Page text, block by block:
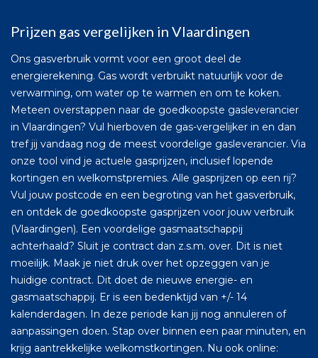
Prijzen gas vergelijken in Vlaardingen
Ons gasverbruik vormt voor een groot deel de
energierekening. Gas wordt verbruikt natuurlijk voor de
verwarming, om water op te warmen en om te koken.
Meteen overstappen naar de goedkoopste gasleverancier
in Vlaardingen? Vul hierboven de gas-vergelijker in en dan
tref jij vandaag nog de meest voordelige gasleverancier. Via
onze tool vind je actuele gasprijzen, inclusief lopende
kortingen en welkomstpremies. Alle gasprijzen op een rij?
Vul jouw postcode en een begroting van het gasverbruik,
en ontdek de goedkoopste gasprijzen voor jouw verbruik
(Vlaardingen). Een voordelige gasmaatschappij
achterhaald? Sluit je contract dan z.s.m. over. Dit is niet
moeilijk. Maak je niet druk over het opzeggen van je
huidige contract. Dit doet de nieuwe energie- en
gasmaatschappij. Er is een bedenktijd van +/- 14
kalenderdagen. In deze periode kan jij nog annuleren of
aanpassingen doen. Stap over binnen een paar minuten, en
krijg aantrekkelijke welkomstkortingen. Nu ook online: